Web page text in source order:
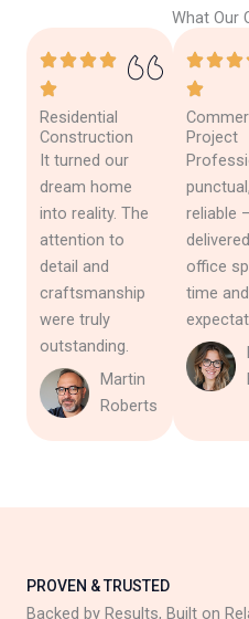
What Our
Residential
Construction
It turned our
dream home
into reality. The
attention to
detail and
craftsmanship
were truly
outstanding.
Martin
Roberts
Project
reliable
office
time
PROVEN & TRUSTED
Backed by Results, Built on